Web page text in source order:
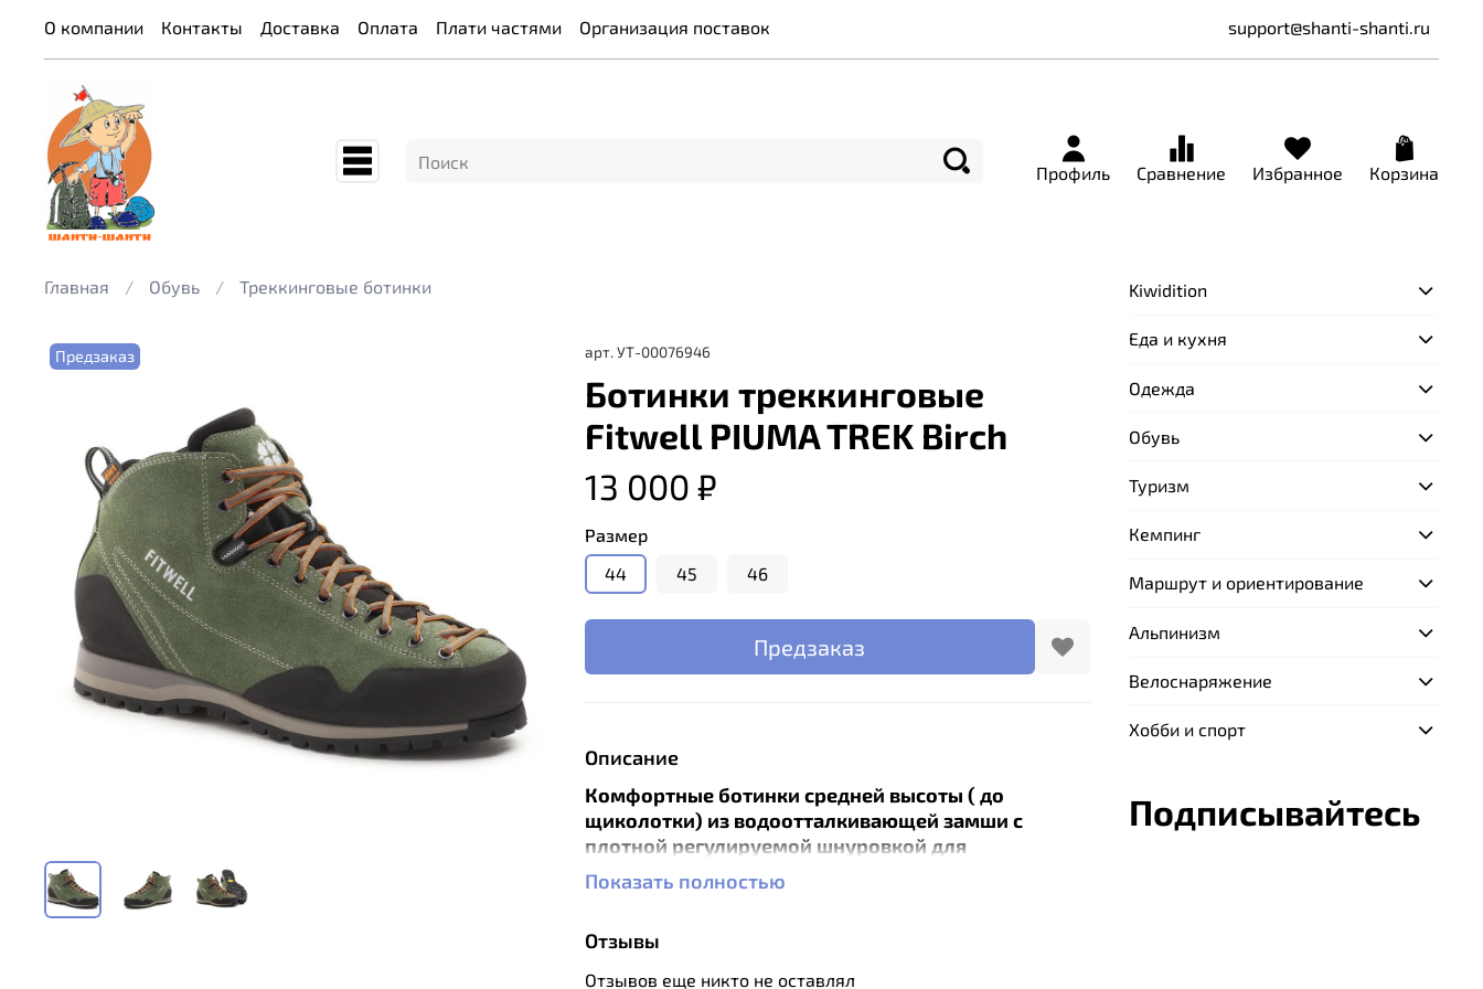
О компании Контакты Доставка Оплата Плати частями Организация поставок support@shanti-shanti.ru
Профиль Сравнение Избранное Корзина
Главная Обувь Треккинговые ботинки
Предзаказ арт. УТ-00076946
Ботинки треккинговые
Fitwell PIUMA TREK Birch
13 000 ₽
Размер
44
45 46
Предзаказ
Описание
Комфортные ботинки средней высоты ( до
щиколотки) из водоотталкивающей замши с
плотной регулируемой шнуровкой для
продолжительных походов и
путешествий. Мембрана eVentзащищает от
диапазоне температур. Благодаря продуманной
форме колодки ботинки идеально садятся по ноге.
Показать полностью
Отзывы
Отзывов еще никто не оставлял
Kiwidition
Еда и кухня
Одежда
Обувь
Туризм
Кемпинг
Маршрут и ориентирование
Альпинизм
Велоснаряжение
Хобби и спорт
Подписывайтесь